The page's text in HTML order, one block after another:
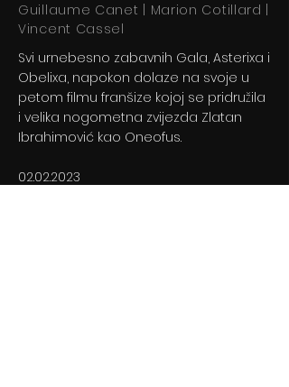
Guillaume Canet | Marion Cotillard |
Vincent Cassel
Svi urnebesno zabavnih Gala, Asterixa i
Obelixa, napokon dolaze na svoje u
petom filmu franšize kojoj se pridružila
i velika nogometna zvijezda Zlatan
Ibrahimović kao Oneofus.
02.02.2023